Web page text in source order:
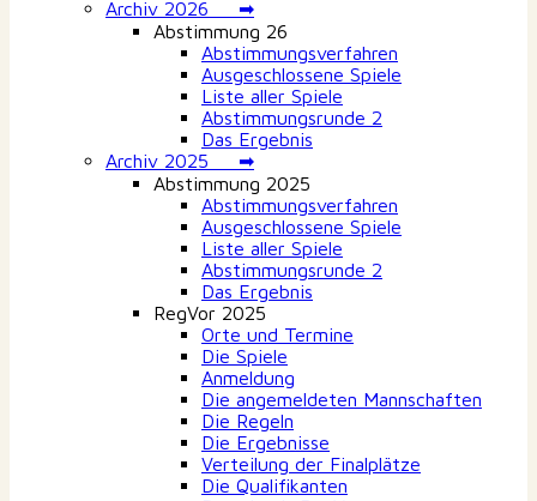
Archiv 2026 ➡
Abstimmung 26
Abstimmungsverfahren
Ausgeschlossene Spiele
Liste aller Spiele
Abstimmungsrunde 2
Das Ergebnis
Archiv 2025 ➡
Abstimmung 2025
Abstimmungsverfahren
Ausgeschlossene Spiele
Liste aller Spiele
Abstimmungsrunde 2
Das Ergebnis
RegVor 2025
Orte und Termine
Die Spiele
Anmeldung
Die angemeldeten Mannschaften
Die Regeln
Die Ergebnisse
Verteilung der Finalplätze
Die Qualifikanten